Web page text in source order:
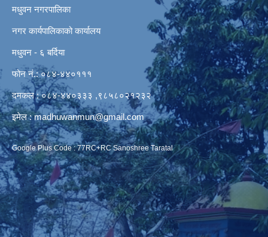
मधुवन नगरपालिका
नगर कार्यपालिकाको कार्यालय
मधुवन - ६ बर्दिया
फोन नं.: ०८४-४४०१११
दमकल : ०८४-४४०३३३ ,९८५८०२१२३२
इमेल :madhuwanmun@gmail.com
Google Plus Code : 77RC+RC Sanoshree Taratal